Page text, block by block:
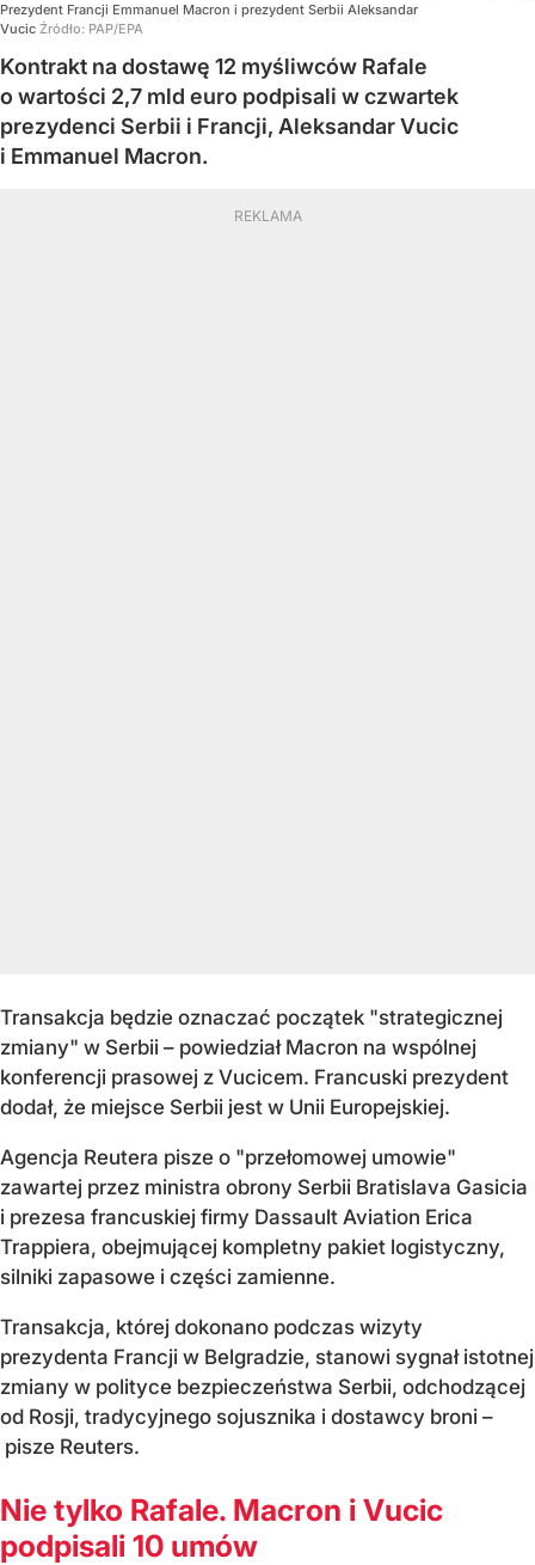
Prezydent Francji Emmanuel Macron i prezydent Serbii Aleksandar
Vucic Źródło: PAP/EPA
Kontrakt na dostawę 12 myśliwców Rafale
o wartości 2,7 mld euro podpisali w czwartek
prezydenci Serbii i Francji, Aleksandar Vucic
i Emmanuel Macron.
Transakcja będzie oznaczać początek "strategicznej
zmiany" w Serbii – powiedział Macron na wspólnej
konferencji prasowej z Vucicem. Francuski prezydent
dodał, że miejsce Serbii jest w Unii Europejskiej.
Agencja Reutera pisze o "przełomowej umowie"
zawartej przez ministra obrony Serbii Bratislava Gasicia
i prezesa francuskiej firmy Dassault Aviation Erica
Trappiera, obejmującej kompletny pakiet logistyczny,
silniki zapasowe i części zamienne.
Transakcja, której dokonano podczas wizyty
prezydenta Francji w Belgradzie, stanowi sygnał istotnej
zmiany w polityce bezpieczeństwa Serbii, odchodzącej
od Rosji, tradycyjnego sojusznika i dostawcy broni –
pisze Reuters.
Nie tylko Rafale. Macron i Vucic
podpisali 10 umów